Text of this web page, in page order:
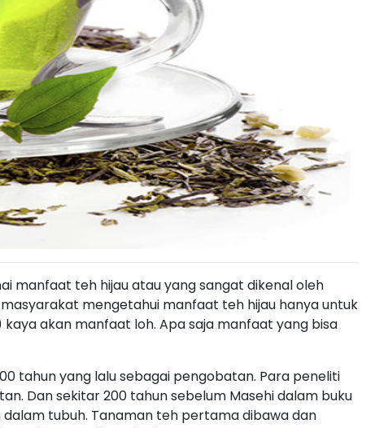
manfaat teh hijau atau yang sangat dikenal oleh
mengetahui manfaat teh hijau hanya untuk
akan manfaat loh. Apa saja manfaat yang bisa
tahun yang lalu sebagai pengobatan. Para peneliti
Dan sekitar 200 tahun sebelum Masehi dalam buku
tubuh. Tanaman teh pertama dibawa dan